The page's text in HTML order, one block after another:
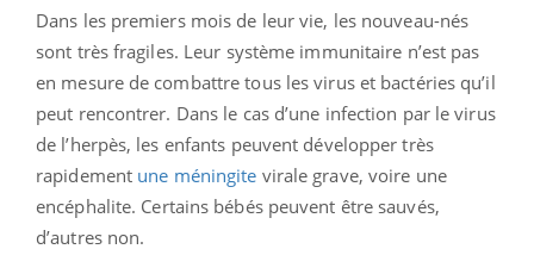
Dans les premiers mois de leur vie, les nouveau-nés
sont très fragiles. Leur système immunitaire n’est pas
en mesure de combattre tous les virus et bactéries qu’il
peut rencontrer. Dans le cas d’une infection par le virus
de l’herpès, les enfants peuvent développer très
rapidement une méningite virale grave, voire une
encéphalite. Certains bébés peuvent être sauvés,
d’autres non.